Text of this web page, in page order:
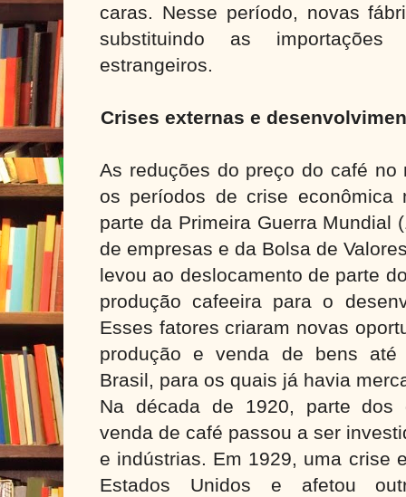
caras. Nesse período, novas
substituindo as
estrangeiros.
Crises externas e
As reduções do preço do café no
os períodos de crise econômica
parte da Primeira Guerra Mundial
de empresas e da Bolsa de
levou ao deslocamento de parte
produção cafeeira para o
Esses fatores criaram novas
produção e venda de bens até
Brasil, para os quais já havia
Na década de 1920, parte dos
venda de café passou a ser
e indústrias. Em 1929, uma crise
Estados Unidos e afetou